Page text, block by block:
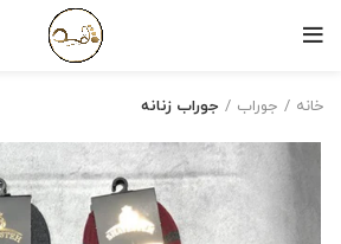
خانه جوراب جوراب زنانه